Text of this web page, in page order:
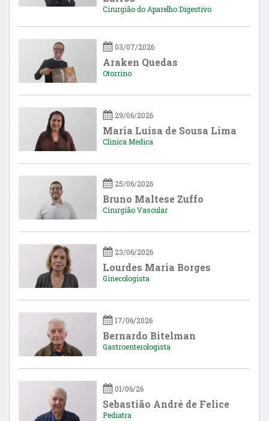
Cirurgião do Aparelho Digestivo
03/07/2026
Araken Quedas
Otorrino
29/06/2026
Maria Luisa de Sousa Lima
Clinica Medica
25/06/2026
Bruno Maltese Zuffo
Cirurgião Vascular
23/06/2026
Lourdes Maria Borges
Ginecologista
17/06/2026
Bernardo Bitelman
Gastroenterologista
01/06/26
Sebastião André de Felice
Pediatra